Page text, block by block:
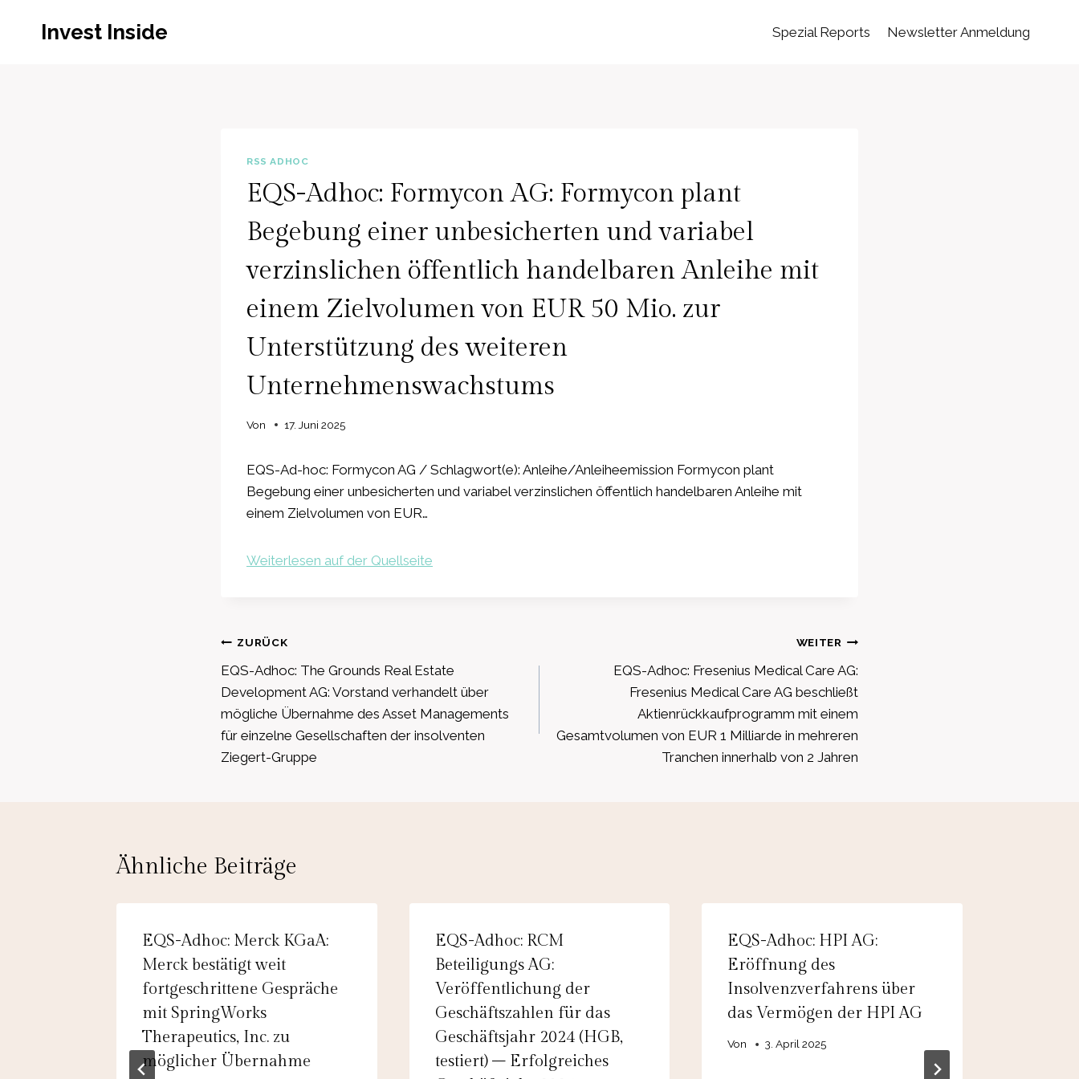
Invest Inside Spezial Reports Newsletter Anmeldung
RSS ADHOC
EQS-Adhoc: Formycon AG: Formycon plant
Begebung einer unbesicherten und variabel
verzinslichen öffentlich handelbaren Anleihe mit
einem Zielvolumen von EUR 50 Mio. zur
Unterstützung des weiteren
Unternehmenswachstums
Von 17. Juni 2025
EQS-Ad-hoc: Formycon AG / Schlagwort(e): Anleihe/Anleiheemission Formycon plant
Begebung einer unbesicherten und variabel verzinslichen öffentlich handelbaren Anleihe mit
einem Zielvolumen von EUR…
Weiterlesen auf der Quellseite
Beitragsnavigation
ZURÜCK
EQS-Adhoc: The Grounds Real Estate
Development AG: Vorstand verhandelt über
mögliche Übernahme des Asset Managements
für einzelne Gesellschaften der insolventen
Ziegert-Gruppe
WEITER
EQS-Adhoc: Fresenius Medical Care AG:
Fresenius Medical Care AG beschließt
Aktienrückkaufprogramm mit einem
Gesamtvolumen von EUR 1 Milliarde in mehreren
Tranchen innerhalb von 2 Jahren
Ähnliche Beiträge
EQS-Adhoc: Merck KGaA:
Merck bestätigt weit
fortgeschrittene Gespräche
mit SpringWorks
Therapeutics, Inc. zu
möglicher Übernahme
EQS-Adhoc: RCM
Beteiligungs AG:
Veröffentlichung der
Geschäftszahlen für das
Geschäftsjahr 2024 (HGB,
testiert) – Erfolgreiches
EQS-Adhoc: HPI AG:
Eröffnung des
Insolvenzverfahrens über
das Vermögen der HPI AG
Von 3. April 2025